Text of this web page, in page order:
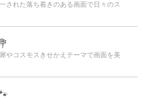
された落ち着きのある画面で日々のス
やコスモスきせかえテーマで画面を美